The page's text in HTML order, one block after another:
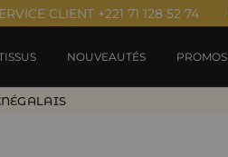
CLIENT +221 71 128 52 74
NOUVEAUTÉS PROMOS